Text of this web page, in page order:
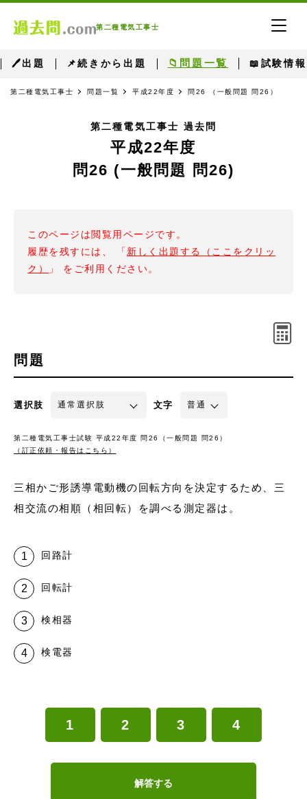
第二種電気工事士
🖊出題 📌続きから出題 📁問題一覧 📖試験情報
第二種電気工事士 問題一覧 平成22年度 問26 （一般問題 問26）
第二種電気工事士 過去問
平成22年度
問26 (一般問題 問26)
このページは閲覧用ページです。
履歴を残すには、 「 新しく出題する（ここをクリッ
ク）
」 をご利用ください。
問題
選択肢 文字
第二種電気工事士試験 平成22年度 問26（一般問題 問26）
（訂正依頼・報告はこちら）
三相かご形誘導電動機の回転方向を決定するため、三
相交流の相順（相回転）を調べる測定器は。
回路計
回転計
検相器
検電器
1 2 3 4
解答する